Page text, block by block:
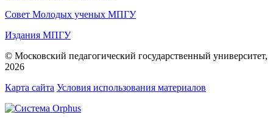
Совет Молодых ученых МПГУ
Издания МПГУ
© Московский педагогический государственный университет,
2026
Карта сайта Условия использования материалов